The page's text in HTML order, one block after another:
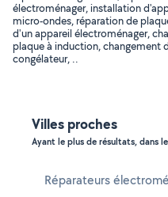
électroménager, installation
micro-ondes, réparation de
d'un appareil électroménager,
plaque à induction, changement
congélateur, ..
Villes proches
Ayant le plus de résultats, dans
Réparateurs